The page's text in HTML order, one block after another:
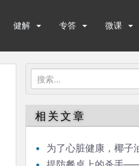
健解 专答 微课
搜
索：
相关文章
为了心脏健康，椰子